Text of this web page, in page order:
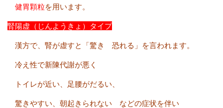
健胃顆粒を用います。
腎陽虚（じんようきょ）タイプ
漢方で、腎が虚すと「驚き 恐れる」を言われます。
冷え性で新陳代謝が悪く
トイレが近い、足腰がだるい、
驚きやすい、朝起きられない などの症状を伴い